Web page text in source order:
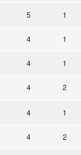
5 1
4 1
4 1
4 2
4 1
4 2